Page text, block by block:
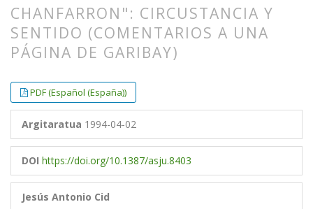
CHANFARRON": CIRCUSTANCIA Y
SENTIDO (COMENTARIOS A UNA
PÁGINA DE GARIBAY)
PDF (Español (España))
Argitaratua 1994-04-02
DOI https://doi.org/10.1387/asju.8403
Jesús Antonio Cid